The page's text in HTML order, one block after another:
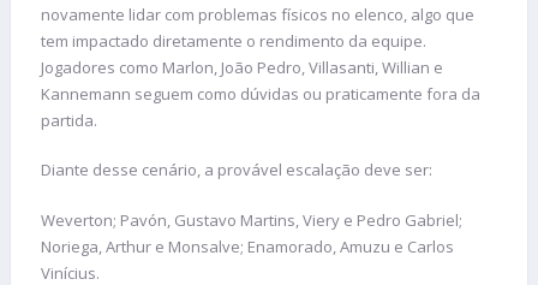
novamente lidar com problemas físicos no elenco, algo que
tem impactado diretamente o rendimento da equipe.
Jogadores como Marlon, João Pedro, Villasanti, Willian e
Kannemann seguem como dúvidas ou praticamente fora da
partida.
Diante desse cenário, a provável escalação deve ser:
Weverton; Pavón, Gustavo Martins, Viery e Pedro Gabriel;
Noriega, Arthur e Monsalve; Enamorado, Amuzu e Carlos
Vinícius.